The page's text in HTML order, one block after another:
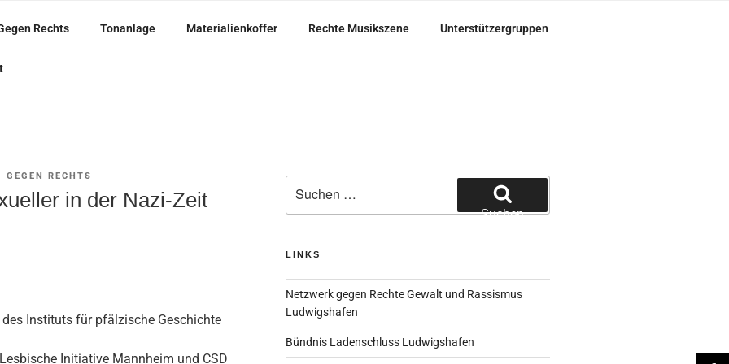
Rechts Tonanlage Materialienkoffer Rechte Musikszene Unterstützergruppen
GEGEN RECHTS
in der Nazi-Zeit
Instituts für pfälzische Geschichte
Initiative Mannheim und CSD
nach:
Suchen
LINKS
Netzwerk gegen Rechte Gewalt und Rassismus
Ludwigshafen
Bündnis Ladenschluss Ludwigshafen